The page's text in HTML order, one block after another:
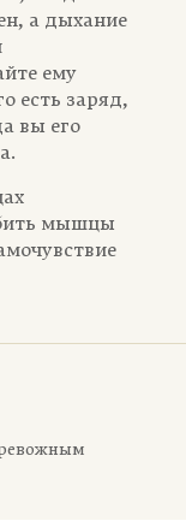
а дыхание
ему
есть заряд,
вы его
мышцы